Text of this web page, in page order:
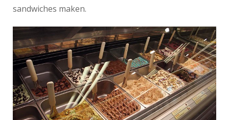
sandwiches maken.